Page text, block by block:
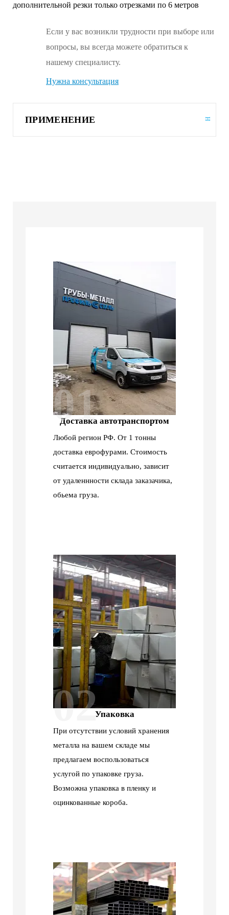
дополнительной резки только отрезками по 6 метров
Если у вас возникли трудности при выборе или
вопросы, вы всегда можете обратиться к
нашему специалисту.
Нужна консультация
ПРИМЕНЕНИЕ
01
Доставка автотранспортом
Любой регион РФ. От 1 тонны
доставка еврофурами. Стоимость
считается индивидуально, зависит
от удаленнности склада заказачика,
обьема груза.
02Упаковка
При отсутствии условий хранения
металла на вашем складе мы
предлагаем воспользоваться
услугой по упаковке груза.
Возможна упаковка в пленку и
оцинкованные короба.